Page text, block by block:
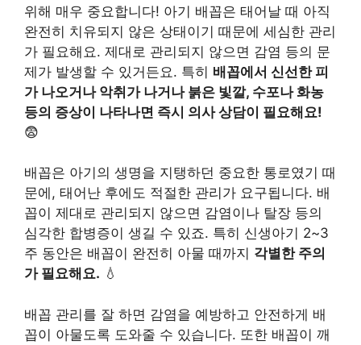
위해 매우 중요합니다! 아기 배꼽은 태어날 때 아직
완전히 치유되지 않은 상태이기 때문에 세심한 관리
가 필요해요. 제대로 관리되지 않으면 감염 등의 문
제가 발생할 수 있거든요. 특히 배꼽에서 신선한 피
가 나오거나 악취가 나거나 붉은 빛깔, 수포나 화농
등의 증상이 나타나면 즉시 의사 상담이 필요해요!
😨
배꼽은 아기의 생명을 지탱하던 중요한 통로였기 때
문에, 태어난 후에도 적절한 관리가 요구됩니다. 배
꼽이 제대로 관리되지 않으면 감염이나 탈장 등의
심각한 합병증이 생길 수 있죠. 특히 신생아기 2~3
주 동안은 배꼽이 완전히 아물 때까지 각별한 주의
가 필요해요. 💧
배꼽 관리를 잘 하면 감염을 예방하고 안전하게 배
꼽이 아물도록 도와줄 수 있습니다. 또한 배꼽이 깨